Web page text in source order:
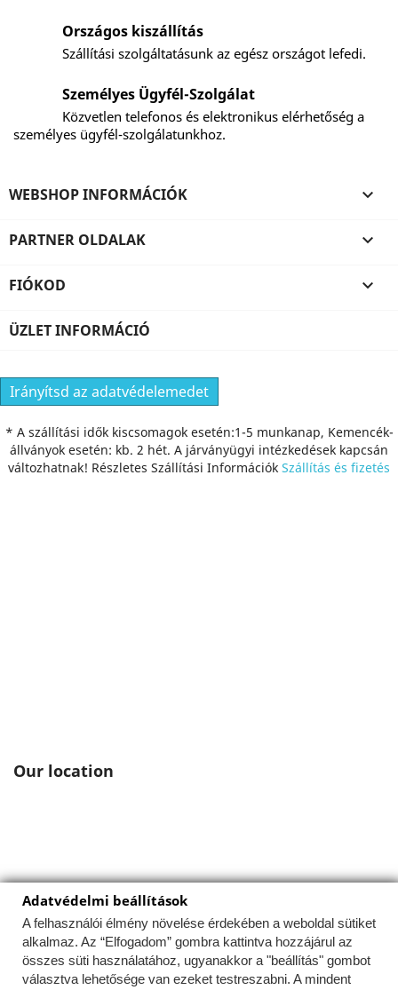
Ez a weboldal a felhasználói élmény optimalizálása
érdekében sütiket használ.
Az Uniós törvények értelmében fel kell hívnunk a
figyelmét arra, hogy ez a weboldal ún. "cookie"-kat vagy
"sütiket" használ. A sütik apró, tökéletesen veszélytelen
Országos kiszállítás
Szállítási szolgáltatásunk az egész országot lefedi.
Személyes Ügyfél-Szolgálat
Közvetlen telefonos és elektronikus elérhetőség a
személyes ügyfél-szolgálatunkhoz.
WEBSHOP INFORMÁCIÓK 
PARTNER OLDALAK 
FIÓKOD 
ÜZLET INFORMÁCIÓ
Irányítsd az adatvédelemedet
* A szállítási idők kiscsomagok esetén:1-5 munkanap, Kemencék-
állványok esetén: kb. 2 hét. A járványügyi intézkedések kapcsán
változhatnak! Részletes Szállítási Információk Szállítás és fizetés
Our location
Adatvédelmi beállítások
A felhasználói élmény növelése érdekében a weboldal sütiket
alkalmaz. Az “Elfogadom” gombra kattintva hozzájárul az
összes süti használatához, ugyanakkor a "beállítás" gombot
választva lehetősége van ezeket testreszabni. A mindent